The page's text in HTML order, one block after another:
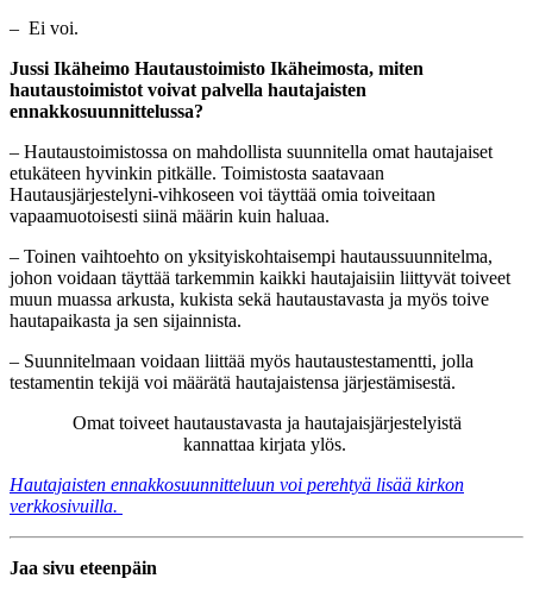
– Ei voi.
Jussi Ikäheimo Hautaustoimisto Ikäheimosta, miten
hautaustoimistot voivat palvella hautajaisten
ennakkosuunnittelussa?
– Hautaustoimistossa on mahdollista suunnitella omat hautajaiset
etukäteen hyvinkin pitkälle. Toimistosta saatavaan
Hautausjärjestelyni-vihkoseen voi täyttää omia toiveitaan
vapaamuotoisesti siinä määrin kuin haluaa.
– Toinen vaihtoehto on yksityiskohtaisempi hautaussuunnitelma,
johon voidaan täyttää tarkemmin kaikki hautajaisiin liittyvät toiveet
muun muassa arkusta, kukista sekä hautaustavasta ja myös toive
hautapaikasta ja sen sijainnista.
– Suunnitelmaan voidaan liittää myös hautaustestamentti, jolla
testamentin tekijä voi määrätä hautajaistensa järjestämisestä.
Omat toiveet hautaustavasta ja hautajaisjärjestelyistä
kannattaa kirjata ylös.
Hautajaisten ennakkosuunnitteluun voi perehtyä lisää kirkon
verkkosivuilla.
Jaa sivu eteenpäin